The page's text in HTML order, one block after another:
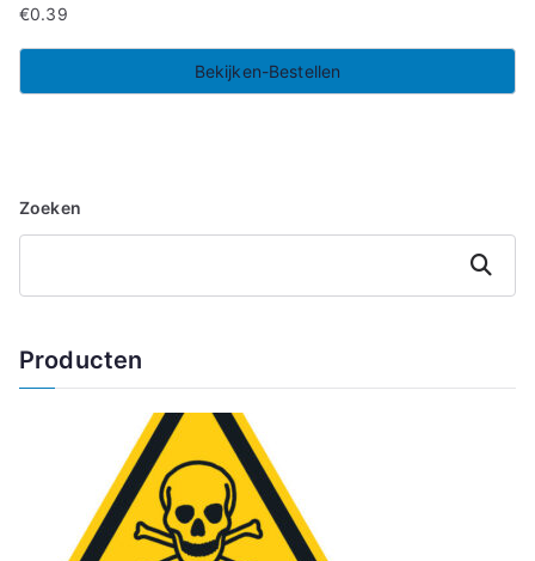
€0.39
Bekijken-Bestellen
Zoeken
Zoeken
Producten